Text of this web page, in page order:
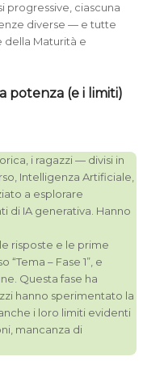
progressive, ciascuna
diverse — e tutte
Maturità e
potenza (e i limiti)
i ragazzi — divisi in
Intelligenza Artificiale,
a esplorare
di IA generativa. Hanno
risposte e le prime
– Fase 1”, e
Questa fase ha
hanno sperimentato la
i loro limiti evidenti
mancanza di